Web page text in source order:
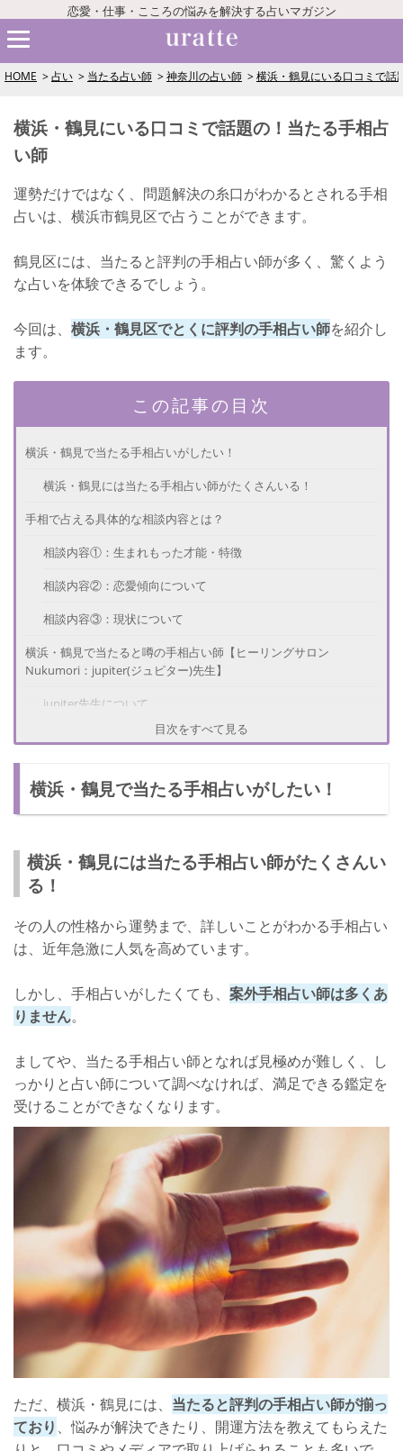
恋愛・仕事・こころの悩みを解決する占いマガジン
HOME 占い 当たる占い師 神奈川の占い師 横浜・鶴見にいる口コミで話
横浜・鶴見にいる口コミで話題の！当たる手相占
い師
運勢だけではなく、問題解決の糸口がわかるとされる手相
占いは、横浜市鶴見区で占うことができます。
鶴見区には、当たると評判の手相占い師が多く、驚くよう
な占いを体験できるでしょう。
今回は、 横浜・鶴見区でとくに評判の手相占い師を紹介し
ます。
この記事の目次
横浜・鶴見で当たる手相占いがしたい！
横浜・鶴見には当たる手相占い師がたくさんいる！
手相で占える具体的な相談内容とは？
相談内容①：生まれもった才能・特徴
相談内容②：恋愛傾向について
相談内容③：現状について
横浜・鶴見で当たると噂の手相占い師【ヒーリングサロン
Nukumori：jupiter(ジュピター)先生】
jupiter先生について
横浜・鶴見で当たると噂の手相占い師【ルルドの部屋・シァル鶴見
店：池田成穫先生】
池田成穫先生について
口コミ
店舗詳細
横浜・鶴見で当たると噂の手相占い師【魔女の家：Celina(セリー
Celina先生について
店舗詳細
横浜・鶴見の手相占いはよく当たる！あなたの悩みも相談してみよ
う
目次をすべて見る
横浜・鶴見で当たる手相占いがしたい！
横浜・鶴見には当たる手相占い師がたくさんい
る！
その人の性格から運勢まで、詳しいことがわかる手相占い
は、近年急激に人気を高めています。
しかし、手相占いがしたくても、 案外手相占い師は多くあ
りません。
ましてや、当たる手相占い師となれば見極めが難しく、し
っかりと占い師について調べなければ、満足できる鑑定を
受けることができなくなります。
ただ、横浜・鶴見には、 当たると評判の手相占い師が揃っ
ており 、悩みが解決できたり、開運方法を教えてもらえた